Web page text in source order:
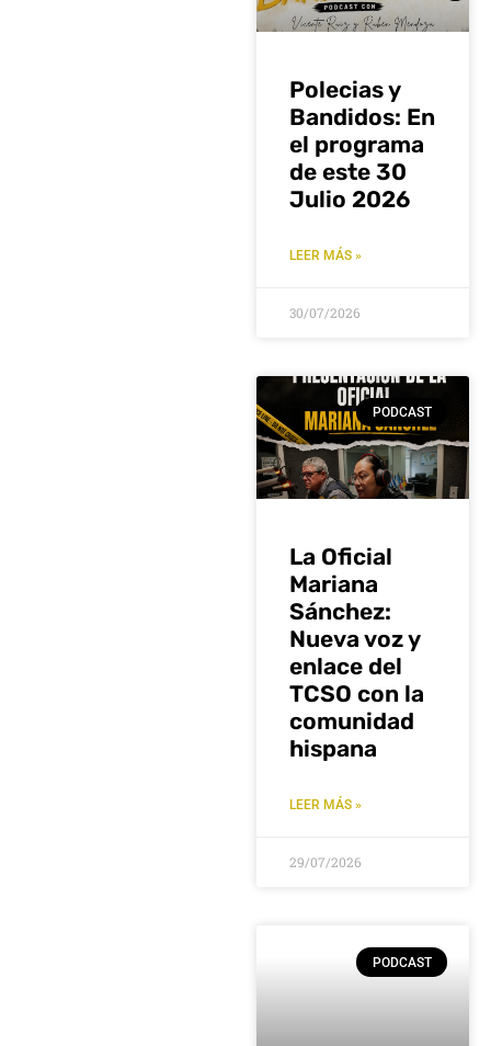
Polecias y
Bandidos: En
el programa
de este 30
Julio 2026
LEER MÁS »
30/07/2026
PODCAST
La Oficial
Mariana
Sánchez:
Nueva voz y
enlace del
TCSO con la
comunidad
hispana
LEER MÁS »
29/07/2026
PODCAST